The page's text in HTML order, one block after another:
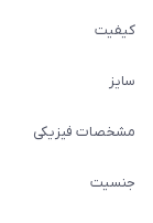
کیفیت
سایز
مشخصات فیزیکی
جنسیت